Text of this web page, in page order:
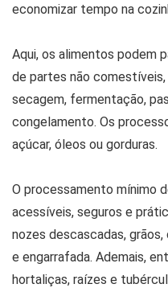
economizar tempo na
Aqui, os alimentos podem
de partes não
secagem, fermentação,
congelamento. Os
açúcar, óleos ou gorduras.
O processamento mínimo
acessíveis, seguros e
nozes descascadas,
e engarrafada. Ademais,
hortaliças, raízes e